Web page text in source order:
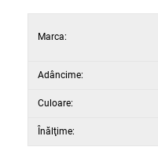
Marca:
Adâncime:
Culoare:
Înălţime: